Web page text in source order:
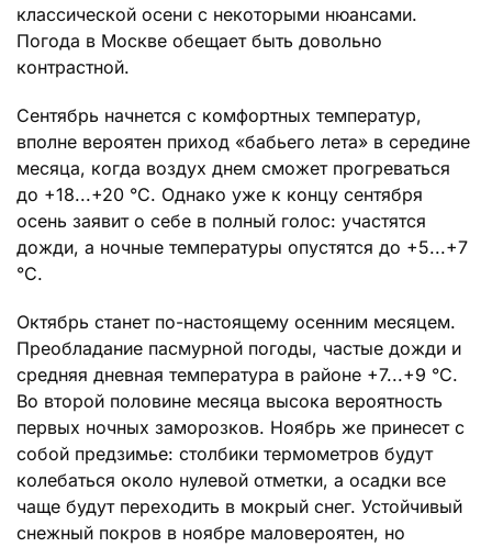
классической осени с некоторыми нюансами.
Погода в Москве обещает быть довольно
контрастной.
Сентябрь начнется с комфортных температур,
вполне вероятен приход «бабьего лета» в середине
месяца, когда воздух днем сможет прогреваться
до +18...+20 °C. Однако уже к концу сентября
осень заявит о себе в полный голос: участятся
дожди, а ночные температуры опустятся до +5...+7
°C.
Октябрь станет по-настоящему осенним месяцем.
Преобладание пасмурной погоды, частые дожди и
средняя дневная температура в районе +7...+9 °C.
Во второй половине месяца высока вероятность
первых ночных заморозков. Ноябрь же принесет с
собой предзимье: столбики термометров будут
колебаться около нулевой отметки, а осадки все
чаще будут переходить в мокрый снег. Устойчивый
снежный покров в ноябре маловероятен, но